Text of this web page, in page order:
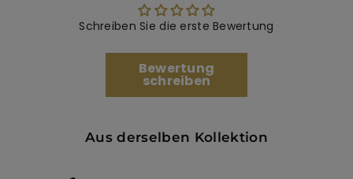
Schreiben Sie die erste Bewertung
Bewertung
schreiben
Aus derselben Kollektion